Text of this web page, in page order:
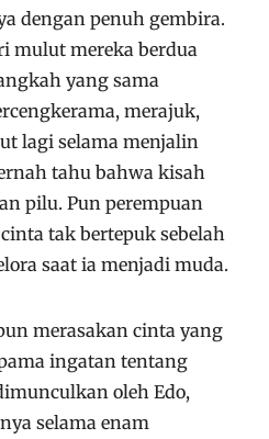
dengan penuh gembira.
mulut mereka berdua
yang sama
merajuk,
lagi selama menjalin
tahu bahwa kisah
pilu. Pun perempuan
tak bertepuk sebelah
saat ia menjadi muda.
merasakan cinta yang
ingatan tentang
oleh Edo,
selama enam